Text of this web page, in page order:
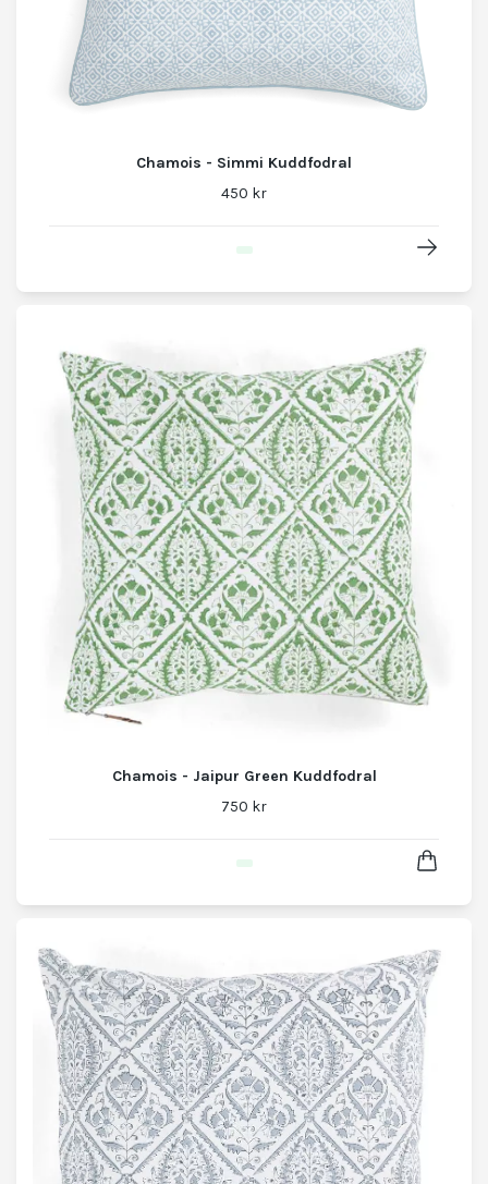
Chamois - Simmi Kuddfodral
450 kr
Chamois - Jaipur Green Kuddfodral
750 kr